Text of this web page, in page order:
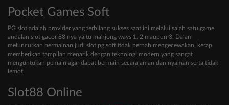
Pocket Games Soft
PG slot adalah provider yang terbilang sukses saat ini melalui salah satu game
andalan slot gacor 88 nya yaitu mahjong ways 1, 2 maupun 3. Dalam
meluncurkan permainan judi slot pg soft tidak pernah mengecewakan, kerap
memberikan tampilan menarik dengan teknologi modern yang sangat
menguntukan pemain agar dapat bermain secara aman dan nyaman serta tidak
lemot.
Slot88 Online